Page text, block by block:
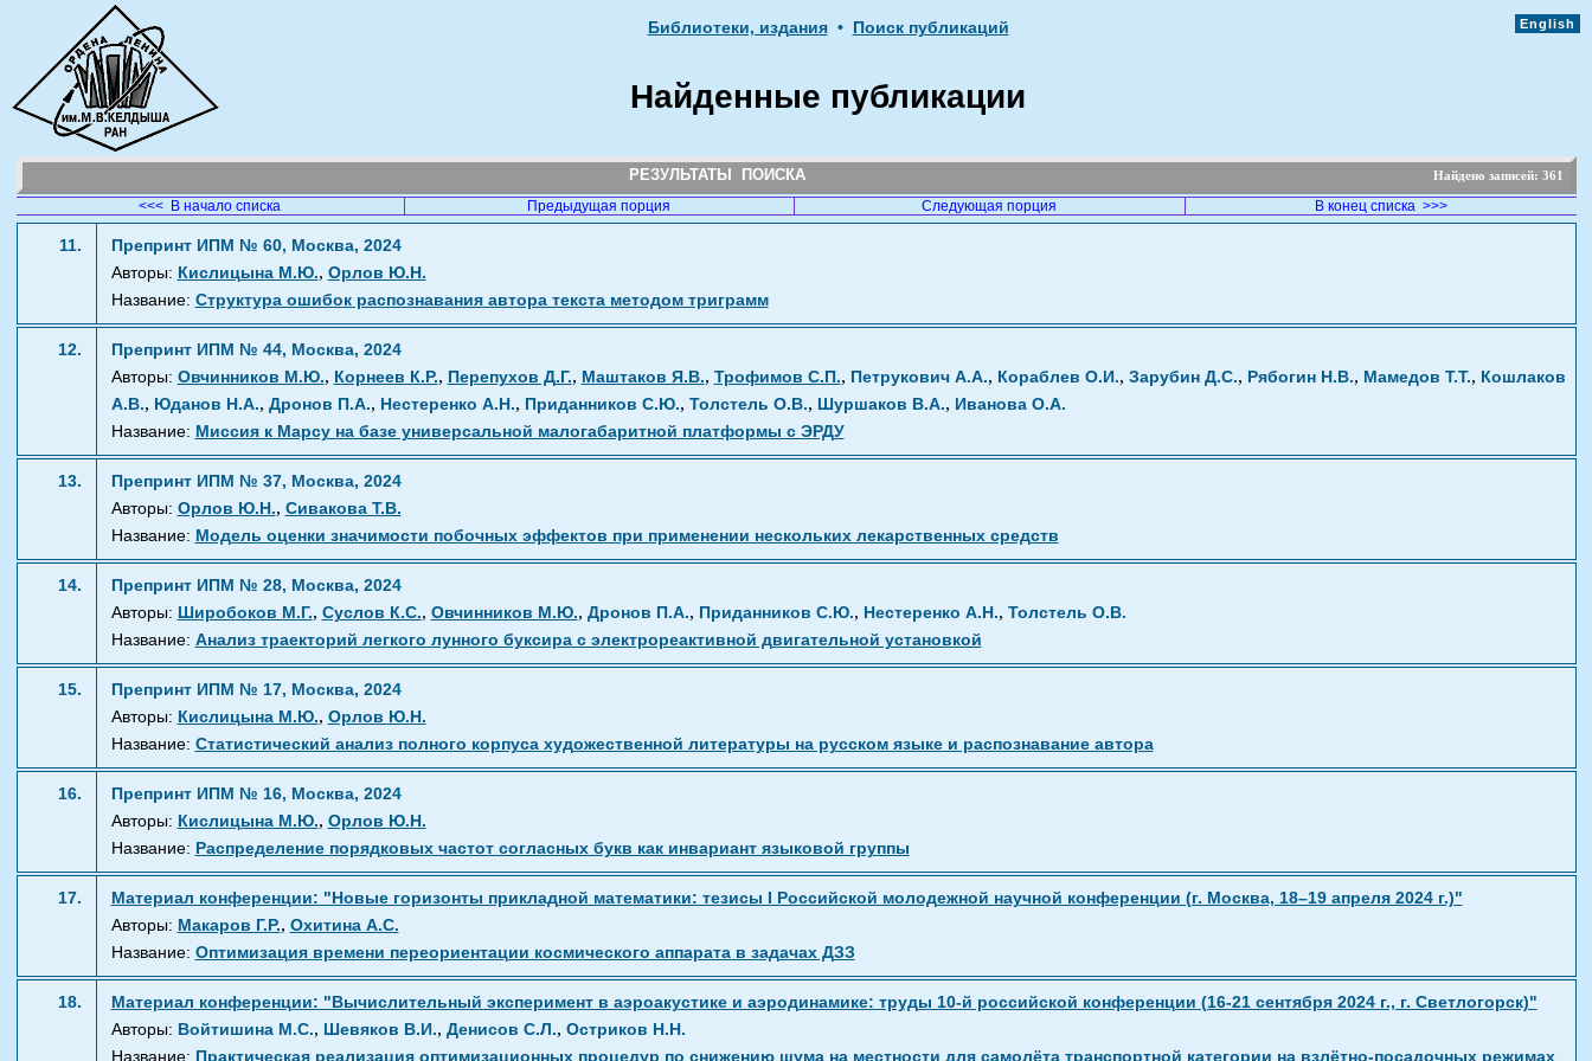
Библиотеки, издания • Поиск публикаций English
Найденные публикации
РЕЗУЛЬТАТЫ ПОИСКА Найдено записей: 361
<<< В начало списка Предыдущая порция Следующая порция В конец списка >>>
11.
Препринт ИПМ № 60, Москва, 2024
Авторы: Кислицына М.Ю., Орлов Ю.Н.
Название: Структура ошибок распознавания автора текста методом триграмм
12.
Препринт ИПМ № 44, Москва, 2024
Авторы: Овчинников М.Ю., Корнеев К.Р., Перепухов Д.Г., Маштаков Я.В., Трофимов С.П., Петрукович А.А., Кораблев О.И., Зарубин Д.С., Рябогин Н.В., Мамедов Т.Т., Кошлаков
А.В., Юданов Н.А., Дронов П.А., Нестеренко А.Н., Приданников С.Ю., Толстель О.В., Шуршаков В.А., Иванова О.А.
Название: Миссия к Марсу на базе универсальной малогабаритной платформы с ЭРДУ
13.
Препринт ИПМ № 37, Москва, 2024
Авторы: Орлов Ю.Н., Сивакова Т.В.
Название: Модель оценки значимости побочных эффектов при применении нескольких лекарственных средств
14.
Препринт ИПМ № 28, Москва, 2024
Авторы: Широбоков М.Г., Суслов К.С., Овчинников М.Ю., Дронов П.А., Приданников С.Ю., Нестеренко А.Н., Толстель О.В.
Название: Анализ траекторий легкого лунного буксира с электрореактивной двигательной установкой
15.
Препринт ИПМ № 17, Москва, 2024
Авторы: Кислицына М.Ю., Орлов Ю.Н.
Название: Статистический анализ полного корпуса художественной литературы на русском языке и распознавание автора
16.
Препринт ИПМ № 16, Москва, 2024
Авторы: Кислицына М.Ю., Орлов Ю.Н.
Название: Распределение порядковых частот согласных букв как инвариант языковой группы
17.
Материал конференции: "Новые горизонты прикладной математики: тезисы I Российской молодежной научной конференции (г. Москва, 18–19 апреля 2024 г.)"
Авторы: Макаров Г.Р., Охитина А.С.
Название: Оптимизация времени переориентации космического аппарата в задачах ДЗЗ
18.
Материал конференции: "Вычислительный эксперимент в аэроакустике и аэродинамике: труды 10-й российской конференции (16-21 сентября 2024 г., г. Светлогорск)"
Авторы: Войтишина М.С., Шевяков В.И., Денисов С.Л., Остриков Н.Н.
Название: Практическая реализация оптимизационных процедур по снижению шума на местности для самолёта транспортной категории на взлётно-посадочных режимах